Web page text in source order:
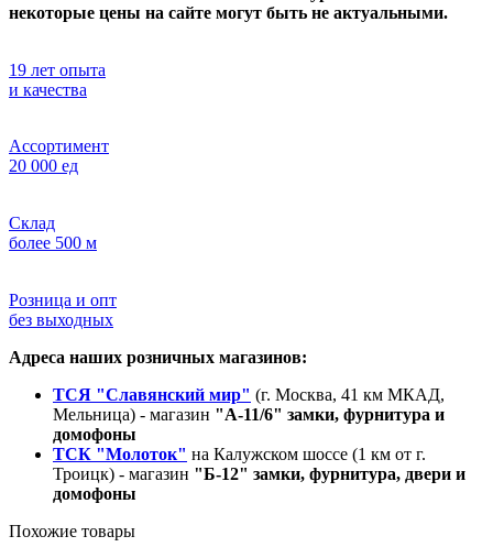
некоторые цены на сайте могут быть не актуальными.
19 лет опыта
и качества
Ассортимент
20 000 ед
Склад
более 500 м
Розница и опт
без выходных
Адреса наших розничных магазинов:
ТСЯ "Славянский мир" (г. Москва, 41 км МКАД,
Мельница) - магазин "А-11/6" замки, фурнитура и
домофоны
ТСК "Молоток" на Калужском шоссе (1 км от г.
Троицк) - магазин "Б-12" замки, фурнитура, двери и
домофоны
Похожие товары